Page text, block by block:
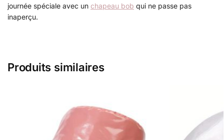
journée spéciale avec un chapeau bob qui ne passe pas
inaperçu.
Produits similaires